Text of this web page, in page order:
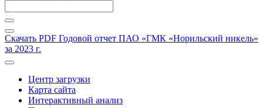
Скачать PDF Годовой отчет ПАО «ГМК «Норильский никель»
за 2023 г.
Центр загрузки
Карта сайта
Интерактивный анализ